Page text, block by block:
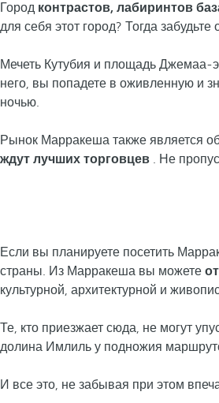
Город контрастов, лабиринтов
для себя этот город? Тогда
Мечеть Кутубия и площадь Джемаа-
него, вы попадете в оживленную и
ночью.
Рынок Марракеша также является
ждут лучших торговцев . Не
Если вы планируете посетить
страны. Из Марракеша вы можете
культурной, архитектурной и
Те, кто приезжает сюда, не могут
долина Имлиль у подножия
И все это, не забывая при этом